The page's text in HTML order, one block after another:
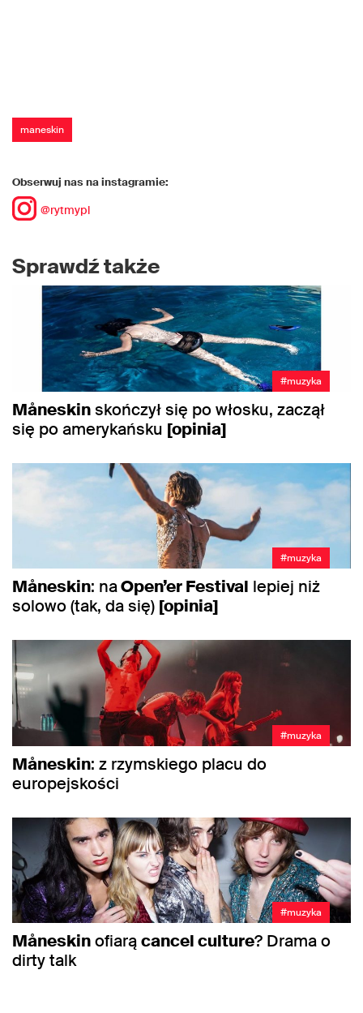
maneskin
Obserwuj nas na instagramie:
@rytmypl
Sprawdź także
#muzyka
Måneskinskończył się po włosku, zaczął
się po amerykańsku [opinia]
#muzyka
Måneskin: naOpen’er Festival lepiej niż
solowo (tak, da się) [opinia]
#muzyka
Måneskin: z rzymskiego placu do
europejskości
#muzyka
Måneskinofiarącancel culture? Drama o
dirty talk